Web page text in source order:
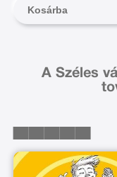
Kosárba
A Széles